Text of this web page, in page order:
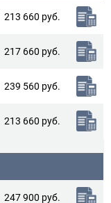
213 660 руб.
217 660 руб.
239 560 руб.
213 660 руб.
247 900 руб.